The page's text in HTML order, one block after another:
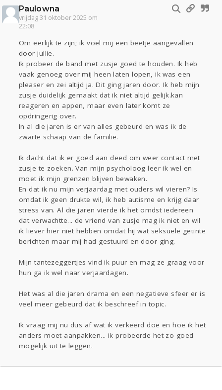
Paulowna
vrijdag 31 oktober 2025 om
22:08
Om eerlijk te zijn; ik voel mij een beetje aangevallen
door jullie.
Ik probeer de band met zusje goed te houden. Ik heb
vaak genoeg over mij heen laten lopen, ik was een
pleaser en zei altijd ja. Dit ging jaren door. Ik heb mijn
zusje duidelijk gemaakt dat ik niet altijd gelijk.kan
reageren en appen, maar even later komt ze
opdringerig over.
In al die jaren is er van alles gebeurd en was ik de
zwarte schaap van de familie.
Ik dacht dat ik er goed aan deed om weer contact met
zusje te zoeken. Van mijn psycholoog leer ik wel en
moet ik mijn grenzen blijven bewaken.
En dat ik nu mijn verjaardag met ouders wil vieren? Is
omdat ik geen drukte wil, ik heb autisme en krijg daar
stress van. Al die jaren vierde ik het omdst iedereen
dat verwachtte... de vriend van zusje mag ik niet en wil
ik liever hier niet hebben omdat hij wat seksuele getinte
berichten maar mij had gestuurd en door ging.
Mijn tantezeggertjes vind ik puur en mag ze graag voor
hun ga ik wel naar verjaardagen.
Het was al die jaren drama en een negatieve sfeer er is
veel meer gebeurd dat ik beschreef in topic.
Ik vraag mij nu dus af wat ik verkeerd doe en hoe ik het
anders moet aanpakken... ik probeerde het zo goed
mogelijk uit te leggen.